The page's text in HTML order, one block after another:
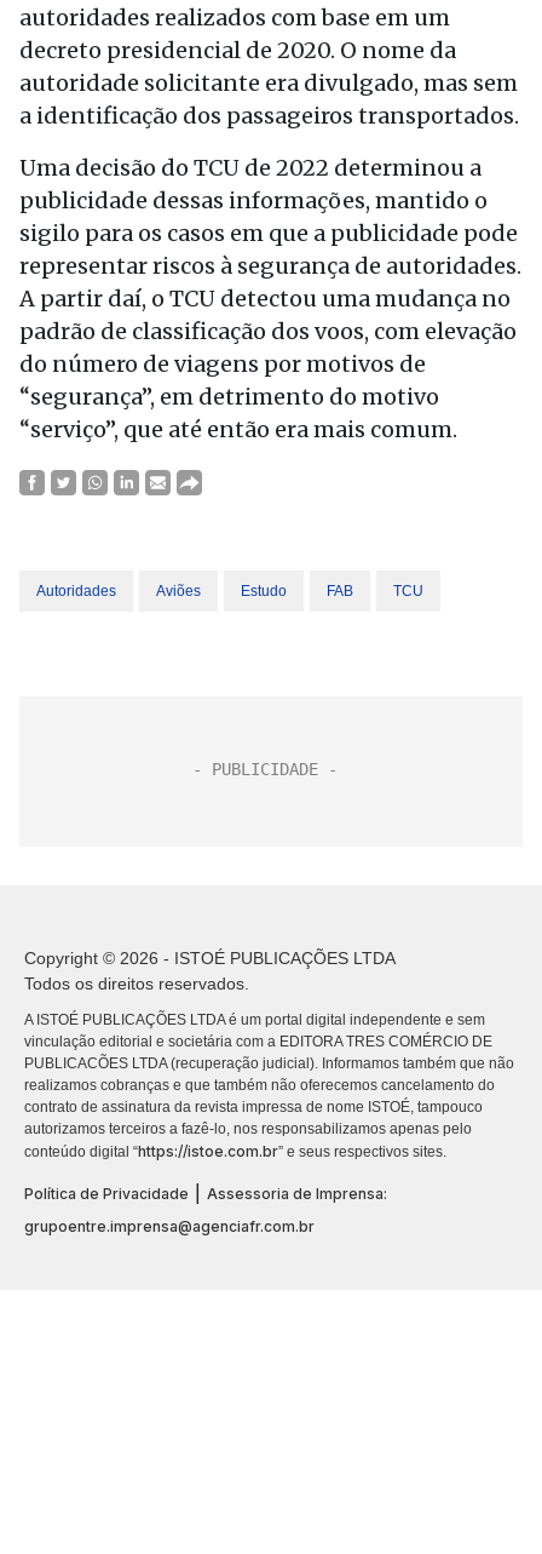
autoridades realizados com base em um
decreto presidencial de 2020. O nome da
autoridade solicitante era divulgado, mas sem
a identificação dos passageiros transportados.
Uma decisão do TCU de 2022 determinou a
publicidade dessas informações, mantido o
sigilo para os casos em que a publicidade pode
representar riscos à segurança de autoridades.
A partir daí, o TCU detectou uma mudança no
padrão de classificação dos voos, com elevação
do número de viagens por motivos de
“segurança”, em detrimento do motivo
“serviço”, que até então era mais comum.
Autoridades Aviões Estudo FAB TCU
Copyright © 2026 - ISTOÉ PUBLICAÇÕES LTDA
Todos os direitos reservados.
A ISTOÉ PUBLICAÇÕES LTDA é um portal digital independente e sem
vinculação editorial e societária com a EDITORA TRES COMÉRCIO DE
PUBLICACÕES LTDA (recuperação judicial). Informamos também que não
realizamos cobranças e que também não oferecemos cancelamento do
contrato de assinatura da revista impressa de nome ISTOÉ, tampouco
autorizamos terceiros a fazê-lo, nos responsabilizamos apenas pelo
conteúdo digital “https://istoe.com.br” e seus respectivos sites.
Política de Privacidade
Assessoria de Imprensa:
grupoentre.imprensa@agenciafr.com.br